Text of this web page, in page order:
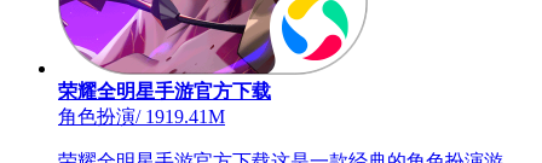
荣耀全明星手游官方下载
角色扮演/1919.41M